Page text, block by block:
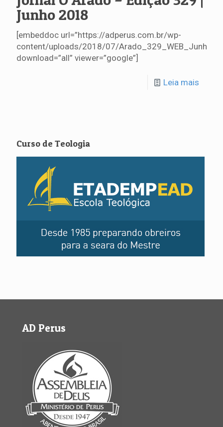
Junho 2018
[embeddoc url=”https://adperus.com.br/wp-
content/uploads/2018/07/
download=”all” viewer=”google”]
Leia mais
Curso de Teologia
AD Perus